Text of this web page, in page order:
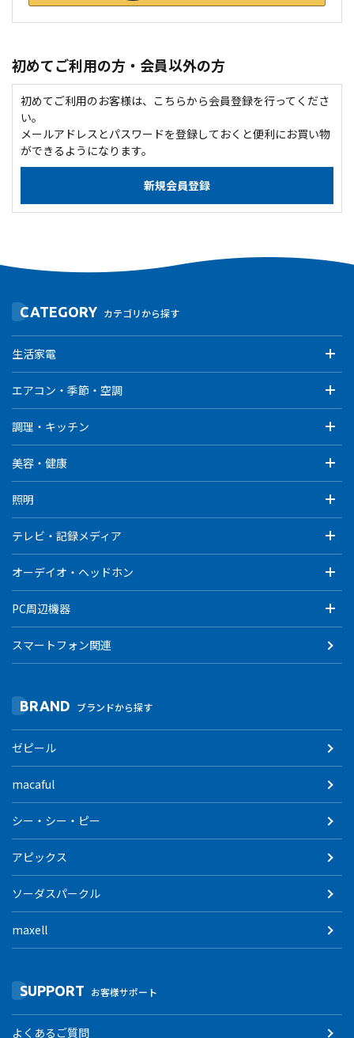
初めてご利用の方・会員以外の方
初めてご利用のお客様は、こちらから会員登録を行ってくださ
い。
メールアドレスとパスワードを登録しておくと便利にお買い物
ができるようになります。
CATEGORY カテゴリから探す
生活家電
エアコン・季節・空調
調理・キッチン
美容・健康
照明
テレビ・記録メディア
オーデイオ・ヘッドホン
PC周辺機器
スマートフォン関連
BRAND ブランドから探す
ゼピール
macaful
シー・シー・ピー
アピックス
ソーダスパークル
maxell
SUPPORT お客様サポート
よくあるご質問